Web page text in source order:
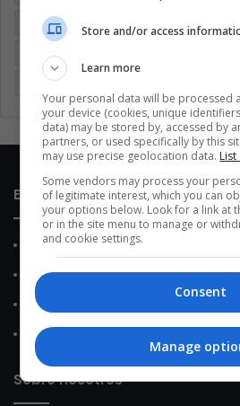
Coronavirus
Economía
Memes (ES)
Enlaces de interés
Sobre Nosotros
Contacto
Política de Privacidad
Política de Cookies
Sobre nosotros
Store and/or access
Learn more
Your personal data will be processed
your device (cookies, unique
data) may be stored by, accessed by
partners, or used specifically by this
may use precise geolocation data.
Some vendors may process your
of legitimate interest, which you can
your options below. Look for a link at
or in the site menu to manage or
and cookie settings.
Consent
Manage